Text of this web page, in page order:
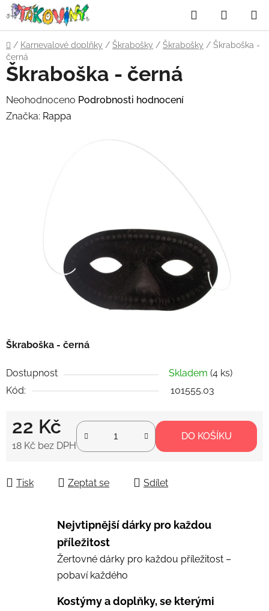
Přejít
na
obsah
Hledat
KOŠÍK
Domů
/ Karnevalové doplňky / Škrabošky / Škrabošky / Škraboška -
černá
Škraboška - černá
Dostupnost Skladem (4 ks)
Kód:
101555.03
22 Kč
18 Kč bez DPH
DO KOŠÍKU
Tisk Zeptat se Sdílet
Škraboška - černá
Průměrné
hodnocení
Neohodnoceno Podrobnosti hodnocení
Značka: Rappa
Nejvtipnější dárky pro každou
příležitost
Žertovné dárky pro každou příležitost –
pobaví každého
Kostýmy a doplňky, se kterými